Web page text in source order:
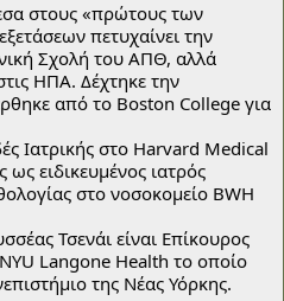
στους «πρώτους των
πετυχαίνει την
Σχολή του ΑΠΘ, αλλά
ΗΠΑ. Δέχτηκε την
από το Boston College για
Ιατρικής στο Harvard Medical
ως ειδικευμένος ιατρός
στο νοσοκομείο BWH
Τσενάι είναι Επίκουρος
Langone Health το οποίο
της Νέας Υόρκης.